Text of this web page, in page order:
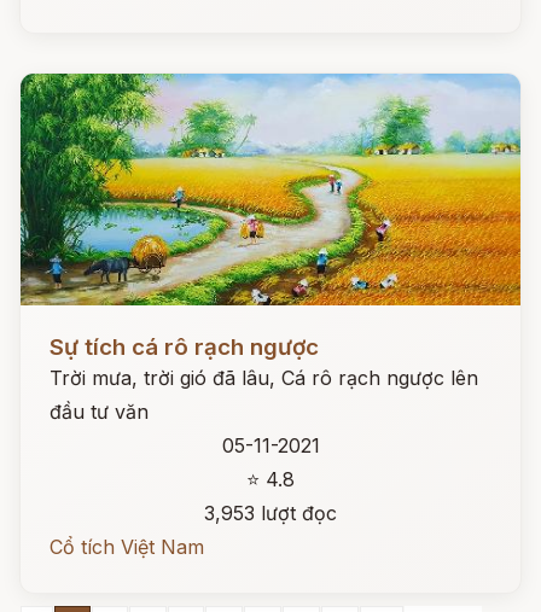
Sự tích cá rô rạch ngược
Trời mưa, trời gió đã lâu, Cá rô rạch ngược lên
đầu tư văn
05-11-2021
⭐ 4.8
3,953 lượt đọc
Cổ tích Việt Nam